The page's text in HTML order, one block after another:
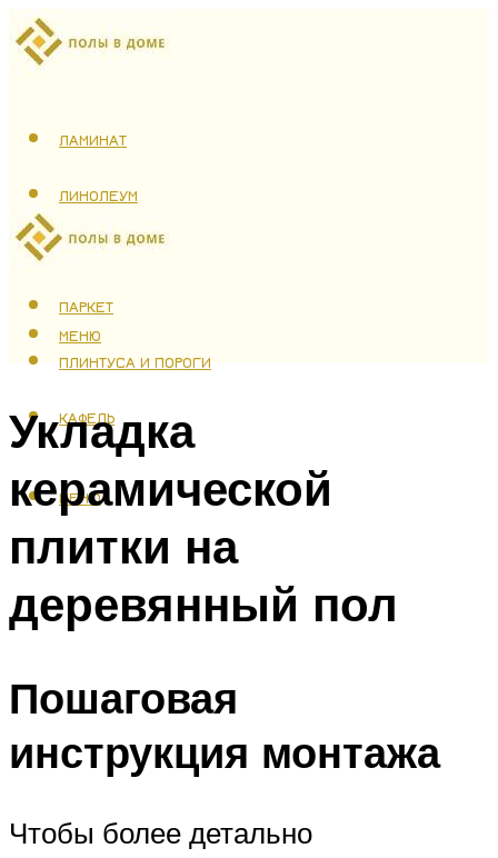
ЛАМИНАТ
ЛИНОЛЕУМ
ТЕПЛЫЙ ПОЛ
ПАРКЕТ
ПЛИНТУСА И ПОРОГИ
КАФЕЛЬ
МЕНЮ
МЕНЮ
Укладка
керамической
плитки на
деревянный пол
Пошаговая
инструкция монтажа
Чтобы более детально